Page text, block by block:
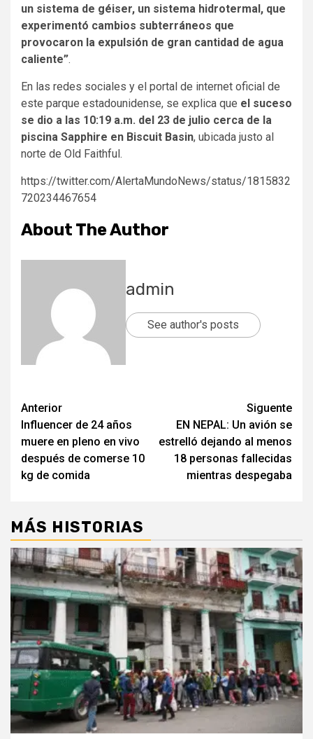
un sistema de géiser, un sistema hidrotermal, que
experimentó cambios subterráneos que
provocaron la expulsión de gran cantidad de agua
caliente”.
En las redes sociales y el portal de internet oficial de
este parque estadounidense, se explica que el suceso
se dio a las 10:19 a.m. del 23 de julio cerca de la
piscina Sapphire en Biscuit Basin, ubicada justo al
norte de Old Faithful.
https://twitter.com/AlertaMundoNews/status/1815832
720234467654
About The Author
admin
See author's posts
Post
navigation
Anterior
Influencer de 24 años
muere en pleno en vivo
después de comerse 10
kg de comida
Siguente
EN NEPAL: Un avión se
estrelló dejando al menos
18 personas fallecidas
mientras despegaba
MÁS HISTORIAS